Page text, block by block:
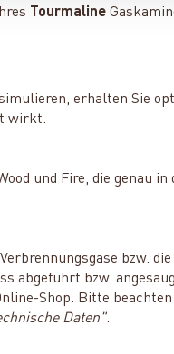
Tourmaline
erhalten Sie
wirkt.
und Fire, die genau in
bzw.
abgeführt bzw.
Shop. Bitte
Daten".